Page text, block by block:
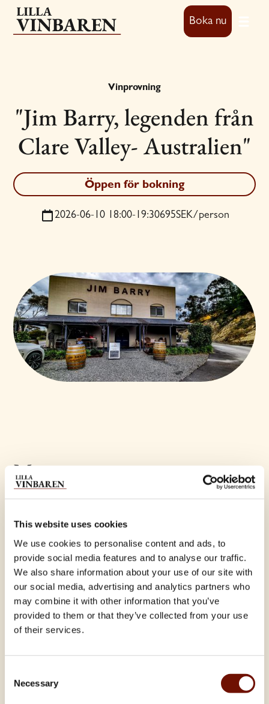
This website uses cookies
We use cookies to personalise content and ads, to
provide social media features and to analyse our traffic.
We also share information about your use of our site with
our social media, advertising and analytics partners who
may combine it with other information that you’ve
provided to them or that they’ve collected from your use
of their services.
Selection
Necessary
Boka nu
Vinprovning
"Jim Barry, legenden från
Clare Valley- Australien"
Öppen för bokning
2026-06-10 18:00- 19:30695SEK/person
Mer om evenemanget
Provningen avslutas med ett av världens absolut främsta
shirazvin, 2 årgångar Shiraz och ett oförglömligt toppvin,
sällsynt och med en kolossal smakrikedom.